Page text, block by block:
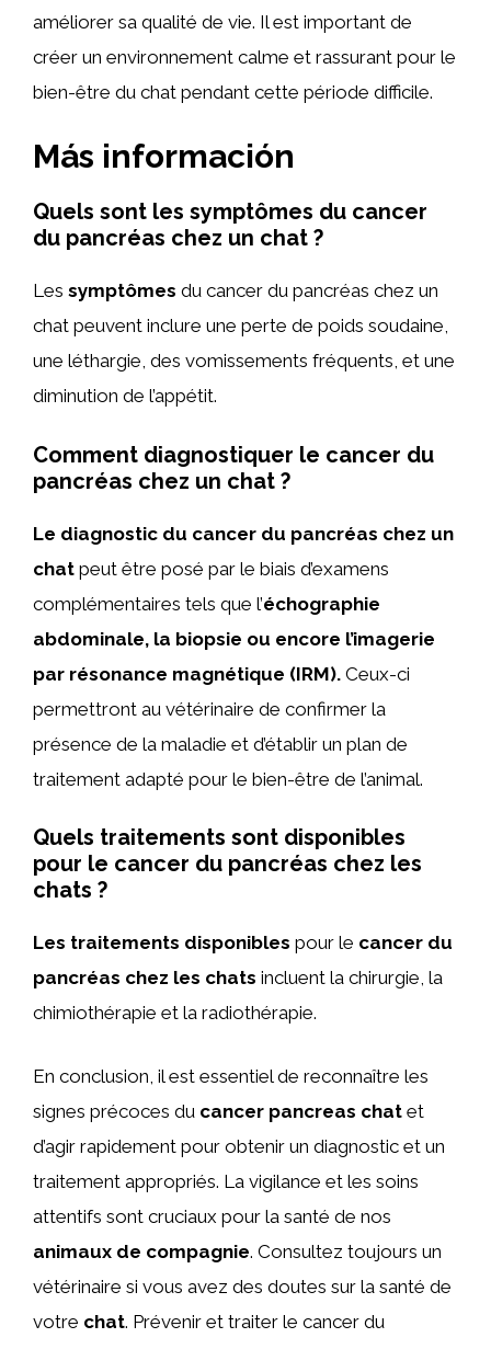
améliorer sa qualité de vie. Il est important de
créer un environnement calme et rassurant pour le
bien-être du chat pendant cette période difficile.
Más información
Quels sont les symptômes du cancer
du pancréas chez un chat ?
Les symptômes du cancer du pancréas chez un
chat peuvent inclure une perte de poids soudaine,
une léthargie, des vomissements fréquents, et une
diminution de l’appétit.
Comment diagnostiquer le cancer du
pancréas chez un chat ?
Le diagnostic du cancer du pancréas chez un
chat peut être posé par le biais d’examens
complémentaires tels que l’échographie
abdominale, la biopsie ou encore l’imagerie
par résonance magnétique (IRM). Ceux-ci
permettront au vétérinaire de confirmer la
présence de la maladie et d’établir un plan de
traitement adapté pour le bien-être de l’animal.
Quels traitements sont disponibles
pour le cancer du pancréas chez les
chats ?
Les traitements disponibles pour le cancer du
pancréas chez les chats incluent la chirurgie, la
chimiothérapie et la radiothérapie.
En conclusion, il est essentiel de reconnaître les
signes précoces du cancer pancreas chat et
d’agir rapidement pour obtenir un diagnostic et un
traitement appropriés. La vigilance et les soins
attentifs sont cruciaux pour la santé de nos
animaux de compagnie. Consultez toujours un
vétérinaire si vous avez des doutes sur la santé de
votre chat. Prévenir et traiter le cancer du